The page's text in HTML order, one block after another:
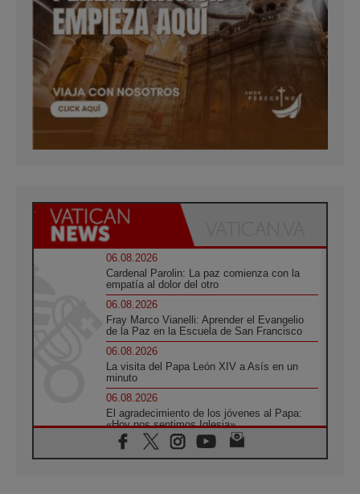
06.08.2026
Cardenal Parolin: La paz comienza con la
empatía al dolor del otro
06.08.2026
Fray Marco Vianelli: Aprender el Evangelio
de la Paz en la Escuela de San Francisco
06.08.2026
La visita del Papa León XIV a Asís en un
minuto
06.08.2026
El agradecimiento de los jóvenes al Papa:
«Hoy nos sentimos Iglesia»
06.08.2026
Líbano: Reanudan los coloquios en Roma en